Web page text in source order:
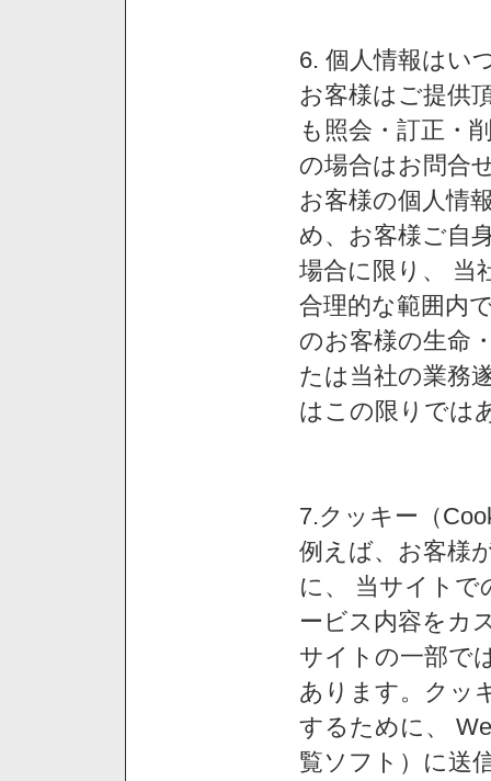
6. 個人情報はい
お客様はご提供
も照会・訂正・
の場合はお問合
お客様の個人情
め、お客様ご自
場合に限り、 当
合理的な範囲内
のお客様の生命
たは当社の業務
はこの限りでは
7.クッキー（
例えば、お客様
に、 当サイトで
ービス内容をカ
サイトの一部で
あります。クッ
するために、
覧ソフト）に送